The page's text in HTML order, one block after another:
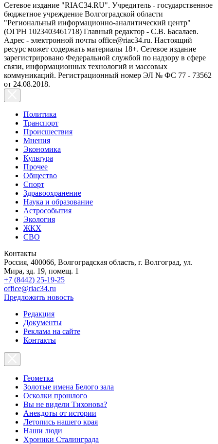
Сетевое издание "RIAC34.RU". Учредитель - государственное
бюджетное учреждение Волгоградской области
"Региональный информационно-аналитический центр"
(ОГРН 1023403461718) Главный редактор - С.В. Басалаев.
Адрес - электронной почты office@riac34.ru. Настоящий
ресурс может содержать материалы 18+. Сетевое издание
зарегистрировано Федеральной службой по надзору в сфере
связи, информационных технологий и массовых
коммуникаций. Регистрационный номер ЭЛ № ФС 77 - 73562
от 24.08.2018.
Политика
Транспорт
Происшествия
Мнения
Экономика
Культура
Прочее
Общество
Спорт
Здравоохранение
Наука и образование
Астрособытия
Экология
ЖКХ
СВО
Контакты
Россия, 400066, Волгоградская область, г. Волгоград, ул.
Мира, зд. 19, помещ. 1
+7 (8442) 25-19-25
office@riac34.ru
Предложить новость
Редакция
Документы
Реклама на сайте
Контакты
Геометка
Золотые имена Белого зала
Осколки прошлого
Вы не видели Тихонова?
Анекдоты от истории
Летопись нашего края
Наши люди
Хроники Сталинграда